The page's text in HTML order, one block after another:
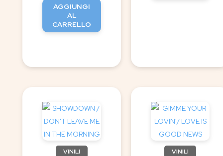
AGGIUNGI
AL
CARRELLO
VINILI VINILI